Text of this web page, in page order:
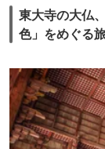
東大寺の大仏
色」をめぐる